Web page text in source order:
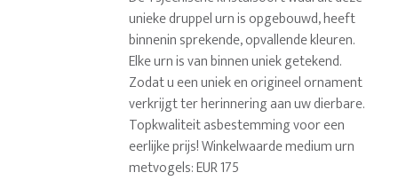
unieke druppel urn is opgebouwd, heeft
binnenin sprekende, opvallende kleuren.
Elke urn is van binnen uniek getekend.
Zodat u een uniek en origineel ornament
verkrijgt ter herinnering aan uw dierbare.
Topkwaliteit asbestemming voor een
eerlijke prijs! Winkelwaarde medium urn
metvogels: EUR 175